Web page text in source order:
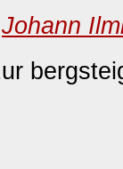
Johann